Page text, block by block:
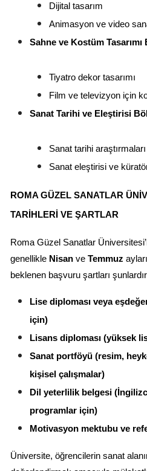
Dijital tasarım
Animasyon ve video
Sahne ve Kostüm Tasarımı
Tiyatro dekor tasarımı
Film ve televizyon için
Sanat Tarihi ve Eleştirisi
Sanat tarihi araştırmaları
Sanat eleştirisi ve
ROMA GÜZEL SANATLAR
TARIHLERI VE ŞARTLAR
Roma Güzel Sanatlar
genellikle Nisan ve Temmuz
beklenen başvuru şartları
Lise diploması veya
için)
Lisans diploması (yüksek
Sanat portföyü (resim,
kişisel çalışmalar)
Dil yeterlilik belgesi
programlar için)
Motivasyon mektubu ve
Üniversite, öğrencilerin sanat